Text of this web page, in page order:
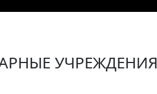
УЧРЕЖДЕНИЯ